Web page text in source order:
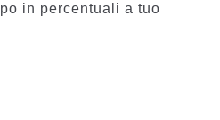
in percentuali a tuo